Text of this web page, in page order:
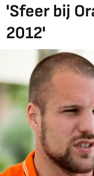
'Sfeer bij
2012'